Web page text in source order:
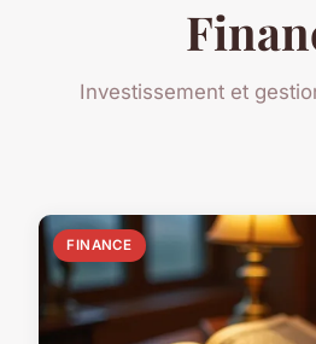
Investissement et
FINANCE